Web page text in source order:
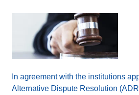
In agreement with the institutions
Alternative Dispute Resolution